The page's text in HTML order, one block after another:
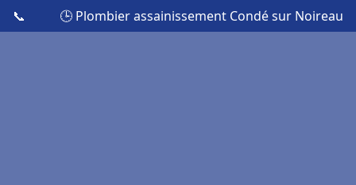
📞 🕒 Plombier assainissement Condé sur Noireau